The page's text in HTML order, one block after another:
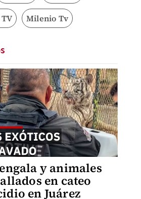
Milenio Tv
y animales
en cateo
en Juárez